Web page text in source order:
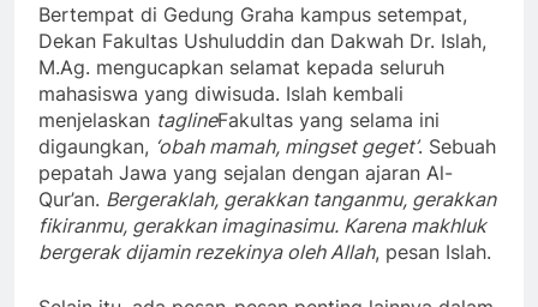
Bertempat di Gedung Graha kampus setempat,
Dekan Fakultas Ushuluddin dan Dakwah Dr. Islah,
M.Ag. mengucapkan selamat kepada seluruh
mahasiswa yang diwisuda. Islah kembali
menjelaskan taglineFakultas yang selama ini
digaungkan, ‘obah mamah, mingset geget’. Sebuah
pepatah Jawa yang sejalan dengan ajaran Al-
Qur’an. Bergeraklah, gerakkan tanganmu, gerakkan
fikiranmu, gerakkan imaginasimu. Karena makhluk
bergerak dijamin rezekinya oleh Allah, pesan Islah.